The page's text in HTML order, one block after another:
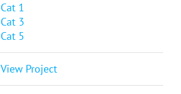
Cat 1
Cat 3
Cat 5
View Project